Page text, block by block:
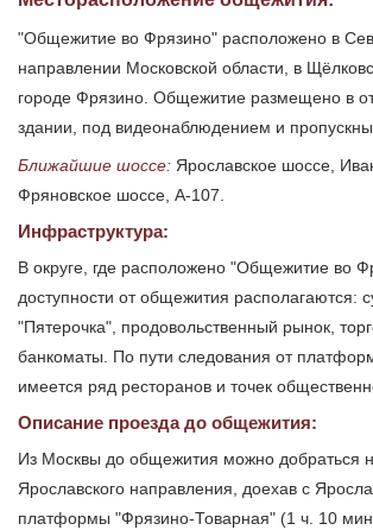
"Общежитие во Фрязино" расположено в
направлении Московской области, в
городе Фрязино. Общежитие размещено в
здании, под видеонаблюдением и
Ближайшие шоссе: Ярославское шоссе,
Фряновское шоссе, А-107.
Инфраструктура:
В округе, где расположено "Общежитие во
доступности от общежития располагаются:
"Пятерочка", продовольственный рынок,
банкоматы. По пути следования от
имеется ряд ресторанов и точек
Описание проезда до общежития:
Из Москвы до общежития можно добраться
Ярославского направления, доехав с
платформы "Фрязино-Товарная" (1 ч. 10